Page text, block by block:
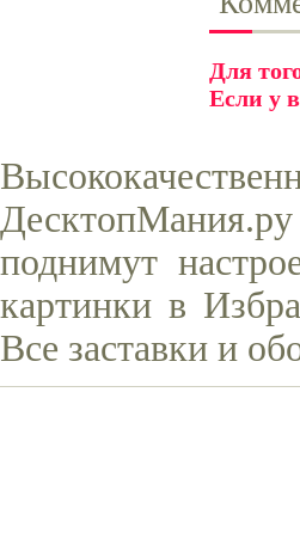
Для
Если у
поднимут
картинки в
Все заставки и